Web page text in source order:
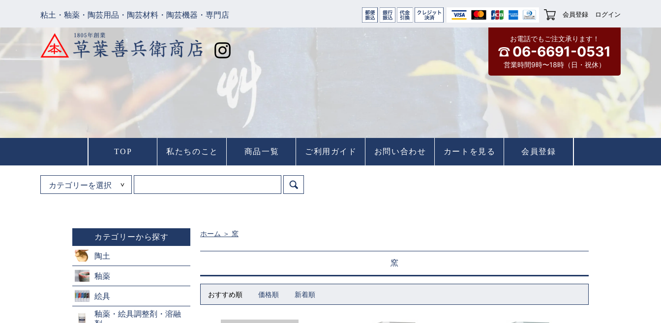
粘土・釉薬・陶芸用品・陶芸材料・陶芸機器・専門店 会員登録 ログイン
お電話でもご注文承ります！
06-6691-0531
営業時間9時〜18時（日・祝休）
TOP 私たちのこと 商品一覧 ご利用ガイド お問い合わせ カートを見る 会員登録
カテゴリーから探す
陶土
釉薬
絵具
釉薬・絵具調整剤・溶融
ホーム ＞ 窯
窯
おすすめ順 価格順 新着順